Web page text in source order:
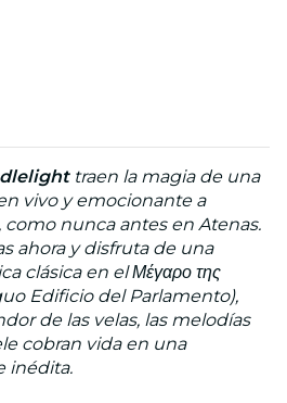
traen la magia de una
vivo y emocionante a
como nunca antes en Atenas.
ahora y disfruta de una
clásica en el Μέγαρο της
Edificio del Parlamento),
de las velas, las melodías
cobran vida en una
inédita.